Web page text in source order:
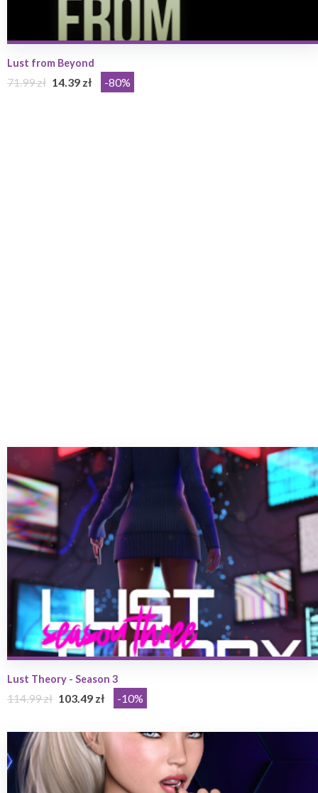
Lust from Beyond
71.99 zł 14.39 zł -80%
Lust Theory - Season 3
114.99 zł 103.49 zł -10%